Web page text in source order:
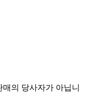
의 당사자가 아닙니